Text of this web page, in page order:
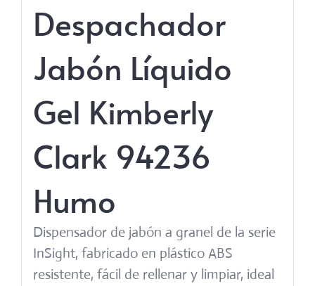
Despachador
Jabón Líquido
Gel Kimberly
Clark 94236
Humo
Dispensador de jabón a granel de la serie
InSight, fabricado en plástico ABS
resistente, fácil de rellenar y limpiar, ideal